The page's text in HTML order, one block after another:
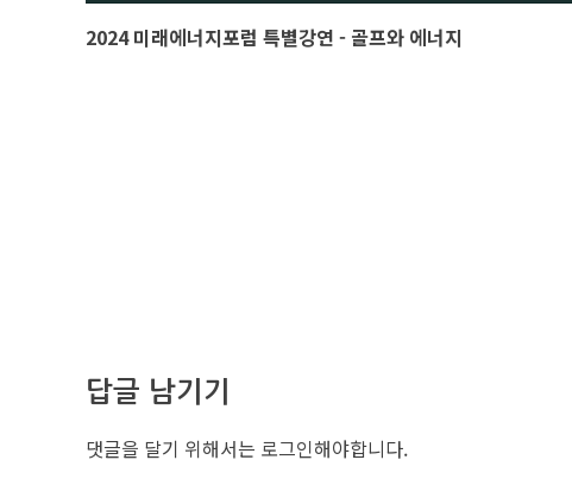
2024 미래에너지포럼 특별강연 - 골프와 에너지
답글 남기기
댓글을 달기 위해서는 로그인해야합니다.